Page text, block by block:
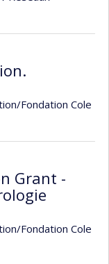
Fondation Cole
Grant -
Fondation Cole